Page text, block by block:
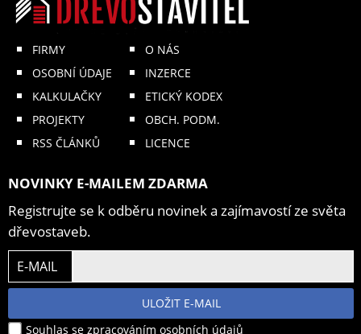
FIRMY
OSOBNÍ ÚDAJE
KALKULAČKY
PROJEKTY
RSS ČLÁNKŮ
O NÁS
INZERCE
ETICKÝ KODEX
OBCH. PODM.
LICENCE
NOVINKY E-MAILEM ZDARMA
Registrujte se k odběru novinek a zajímavostí ze světa
dřevostaveb.
E-MAIL
ULOŽIT E-MAIL
Souhlas se zpracováním osobních údajů